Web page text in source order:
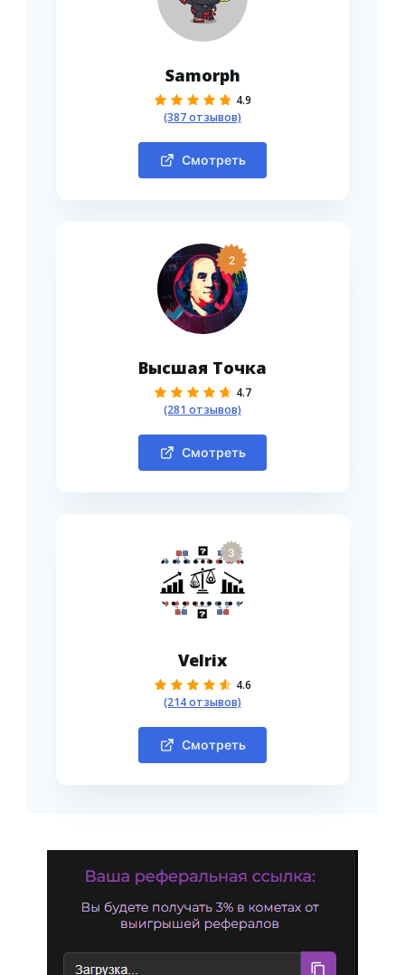
Samorph
4.9
(387 отзывов)
Смотреть
2
Высшая Точка
4.7
(281 отзывов)
Смотреть
3
Velrix
4.6
(214 отзывов)
Смотреть